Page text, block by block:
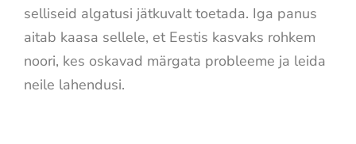
selliseid algatusi jätkuvalt toetada. Iga panus
aitab kaasa sellele, et Eestis kasvaks rohkem
noori, kes oskavad märgata probleeme ja leida
neile lahendusi.